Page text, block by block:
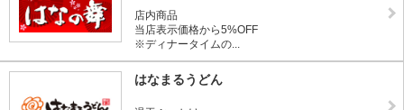
店内商品
当店表示価格から5%OFF
※ディナータイムの...
はなまるうどん